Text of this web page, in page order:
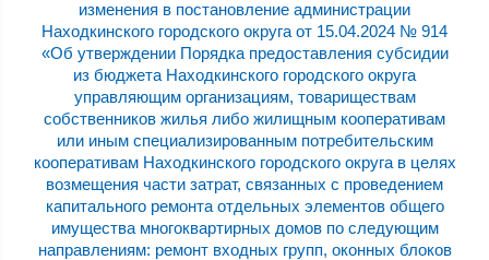
изменения в постановление администрации
Находкинского городского округа от 15.04.2024 № 914
«Об утверждении Порядка предоставления субсидии
из бюджета Находкинского городского округа
управляющим организациям, товариществам
собственников жилья либо жилищным кооперативам
или иным специализированным потребительским
кооперативам Находкинского городского округа в целях
возмещения части затрат, связанных с проведением
капитального ремонта отдельных элементов общего
имущества многоквартирных домов по следующим
направлениям: ремонт входных групп, оконных блоков